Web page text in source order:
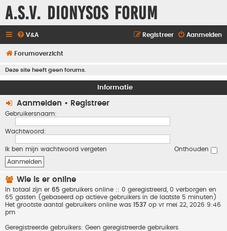
A.S.V. Dionysos Forum
V&A Aanmelden
Registreer
Forumoverzicht
Deze site heeft geen forums.
Informatie
Aanmelden • Registreer
Gebruikersnaam:
Wachtwoord:
Ik ben mijn wachtwoord vergeten Onthouden
Wie is er online
In totaal zijn er 65 gebruikers online :: 0 geregistreerd, 0 verborgen en
65 gasten (gebaseerd op actieve gebruikers in de laatste 5 minuten)
Het grootste aantal gebruikers online was 1537 op vr mei 22, 2026 9:46
pm
Geregistreerde gebruikers: Geen geregistreerde gebruikers